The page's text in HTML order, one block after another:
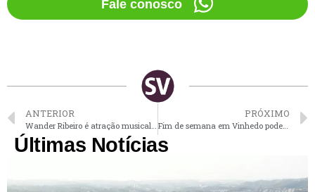
Fale conosco
ANTERIOR PRÓXIMO
Fim de semana em Vinhedo pode ter calor e dias ensolarados
Últimas Notícias